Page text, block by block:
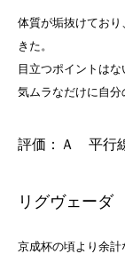
体質が垢抜けてお
きた。
目立つポイントはな
気ムラなだけに自分
評価：Ａ 平行
リグヴェーダ
京成杯の頃より余計